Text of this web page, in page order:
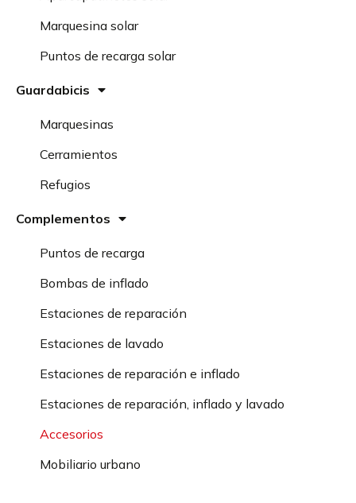
Marquesina solar
Puntos de recarga solar
Guardabicis
Marquesinas
Cerramientos
Refugios
Complementos
Puntos de recarga
Bombas de inflado
Estaciones de reparación
Estaciones de lavado
Estaciones de reparación e inflado
Estaciones de reparación, inflado y lavado
Accesorios
Mobiliario urbano